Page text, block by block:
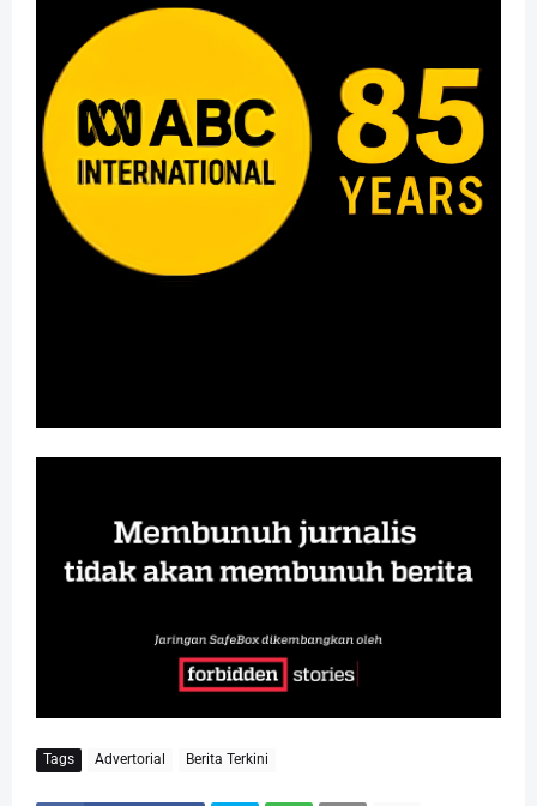
Tags Advertorial Berita Terkini